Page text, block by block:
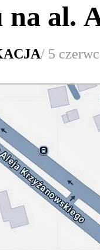
na al.
/ 5